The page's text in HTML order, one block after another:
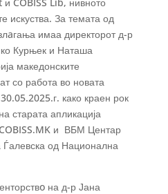
искуства. За темата од
имаа директорот д-р
Курњек и Наташа
македонските
со работа во новата
како краен рок
старата апликација
и ВБМ Центар
од Национална
на д-р Јана